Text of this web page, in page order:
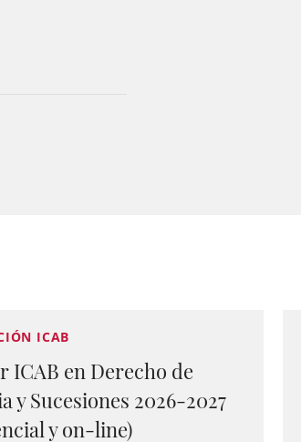
ICAB
ICAB en Derecho de
y Sucesiones 2026-2027
y on-line)